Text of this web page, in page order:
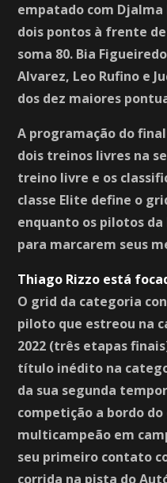
empatado com
dois pontos à frente
soma 80. Bia
Alvarez, Leo Rufino e
dos dez maiores
A programação do
dois treinos livres na
treino livre e os
classe Elite define o
enquanto os pilotos da
para marcarem seus
Thiago Rizzo está
O grid da categoria
piloto que estreou na
2022 (três etapas
título inédito na
da sua segunda
competição a bordo
multicampeão em
seu primeiro contato
corrida na pista do